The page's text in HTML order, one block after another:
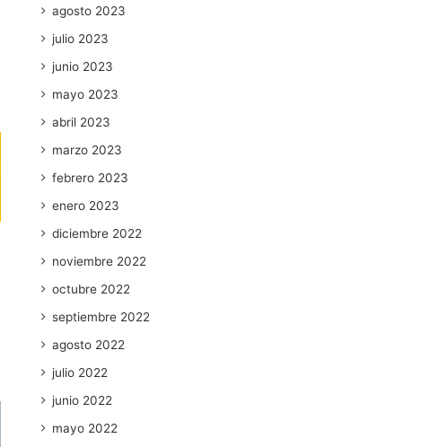
agosto 2023
julio 2023
junio 2023
mayo 2023
abril 2023
marzo 2023
febrero 2023
enero 2023
diciembre 2022
noviembre 2022
octubre 2022
septiembre 2022
agosto 2022
julio 2022
junio 2022
mayo 2022